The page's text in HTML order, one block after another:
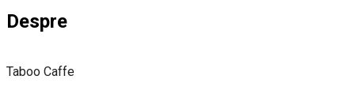
Despre
Taboo Caffe